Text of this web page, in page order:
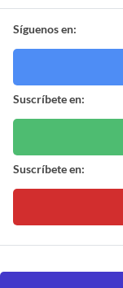
Síguenos en:
Suscríbete en:
Suscríbete en: